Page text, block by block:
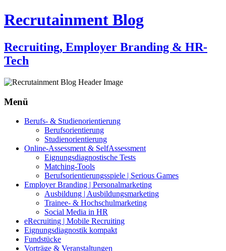
Recrutainment Blog
Recruiting, Employer Branding & HR-
Tech
Menü
Zum
Berufs- & Studienorientierung
Berufsorientierung
Studienorientierung
Online-Assessment & SelfAssessment
Eignungsdiagnostische Tests
Matching-Tools
Berufsorientierungsspiele | Serious Games
Employer Branding | Personalmarketing
Ausbildung | Ausbildungsmarketing
Trainee- & Hochschulmarketing
Social Media in HR
eRecruiting | Mobile Recruiting
Eignungsdiagnostik kompakt
Fundstücke
Vorträge & Veranstaltungen